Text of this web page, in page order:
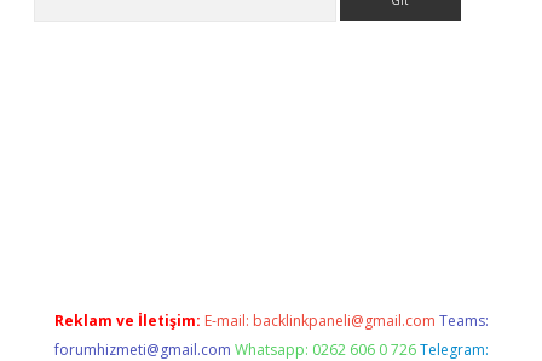
Reklam ve İletişim: E-mail: backlinkpaneli@gmail.com Teams:
forumhizmeti@gmail.com Whatsapp: 0262 606 0 726 Telegram: